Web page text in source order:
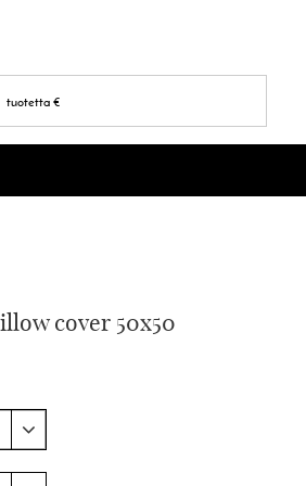
tuotetta €
cover 50x50